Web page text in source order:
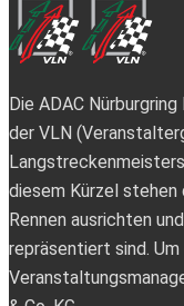
Die ADAC
der VLN
diesem Kürzel
Rennen ausrichten
repräsentiert sind.